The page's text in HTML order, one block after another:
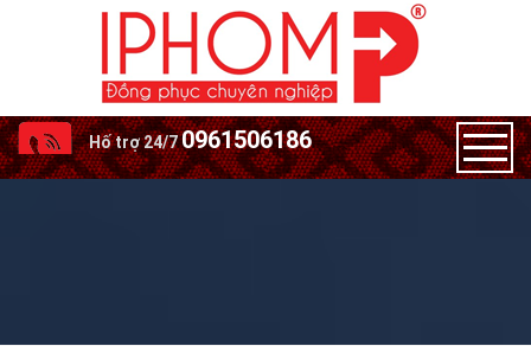
Hố trợ 24/70961506186